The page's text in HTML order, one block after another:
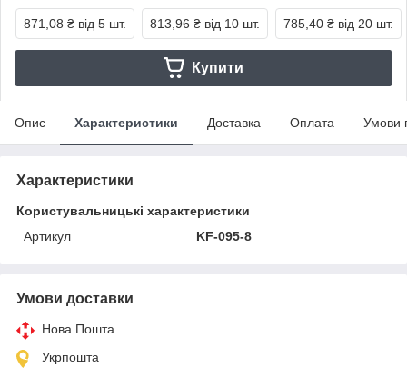
871,08 ₴ від 5 шт. 813,96 ₴ від 10 шт. 785,40 ₴ від 20 шт.
Купити
Опис Характеристики Доставка Оплата Умови
Характеристики
Користувальницькі характеристики
Артикул
KF-095-8
Умови доставки
Нова Пошта
Укрпошта